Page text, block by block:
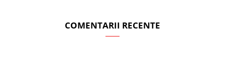
COMENTARII RECENTE